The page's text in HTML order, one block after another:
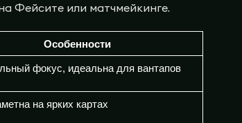
Фейсите или матчмейкинге.
Особенности
фокус, идеальна для вантапов
на ярких картах